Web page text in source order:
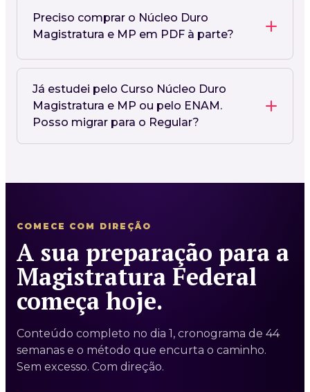
Preciso comprar o Núcleo Duro
Magistratura e MP em PDF à parte?
Já estudei pelo Curso Núcleo Duro
Magistratura e MP ou pelo ENAM.
Posso migrar para o Regular?
COMECE COM DIREÇÃO
A sua preparação para a
Magistratura Federal
começa hoje.
Conteúdo completo no dia 1, cronograma de 44
semanas e o método que encurta o caminho.
Sem excesso. Com direção.